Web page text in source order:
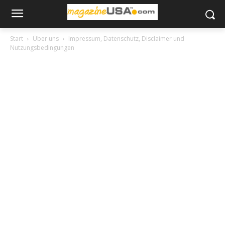
Start Über uns
Impressum, Datenschutz, Disclaimer und
Nutzungsbedingungen